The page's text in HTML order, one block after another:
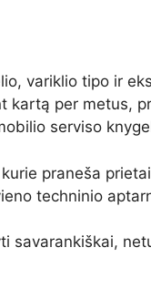
variklio tipo ir
per metus,
serviso
praneša
techninio
savarankiškai,